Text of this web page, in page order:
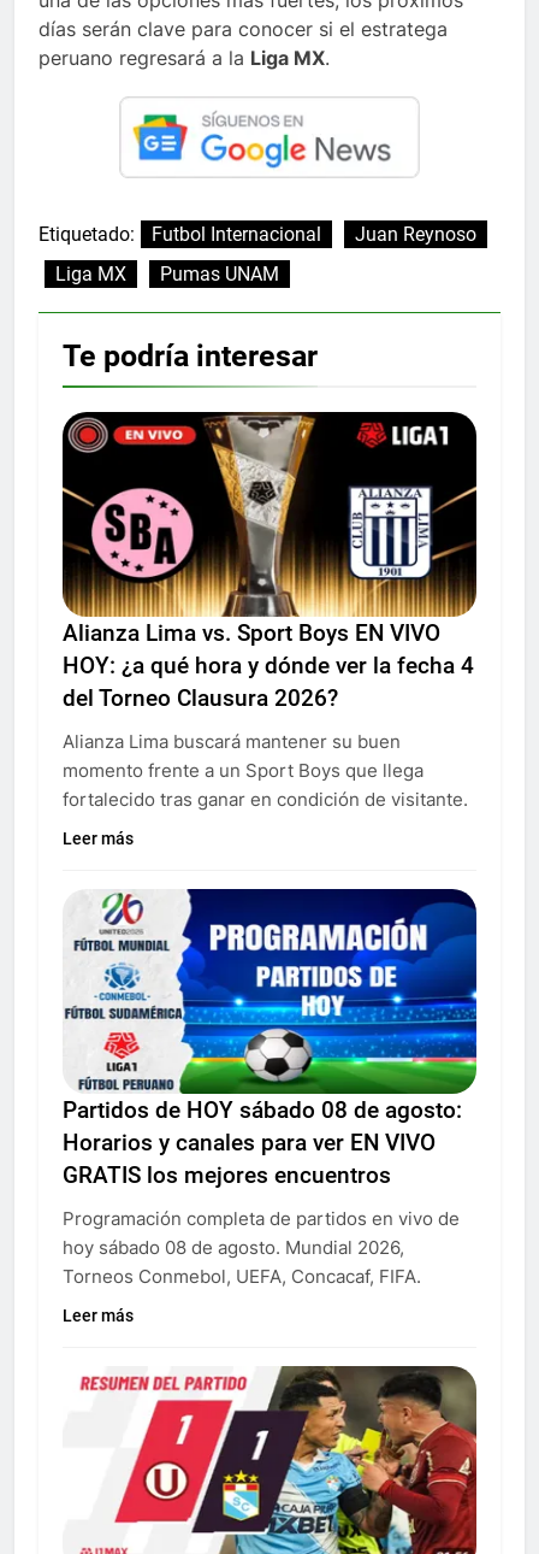
días serán clave para conocer si el estratega
peruano regresará a la Liga MX.
Etiquetado: Futbol Internacional
Juan Reynoso
Liga MX
Pumas UNAM
Te podría interesar
Alianza Lima vs. Sport Boys EN VIVO
HOY: ¿a qué hora y dónde ver la fecha 4
del Torneo Clausura 2026?
Alianza Lima buscará mantener su buen
momento frente a un Sport Boys que llega
fortalecido tras ganar en condición de visitante.
Leer más
Partidos de HOY sábado 08 de agosto:
Horarios y canales para ver EN VIVO
GRATIS los mejores encuentros
Programación completa de partidos en vivo de
hoy sábado 08 de agosto. Mundial 2026,
Torneos Conmebol, UEFA, Concacaf, FIFA.
Leer más